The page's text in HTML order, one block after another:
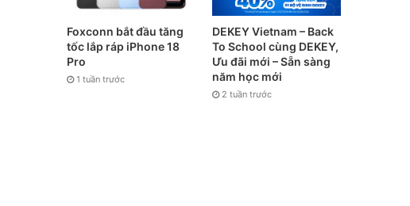
Foxconn bắt đầu tăng
tốc lắp ráp iPhone 18
Pro
1 tuần trước
DEKEY Vietnam – Back
To School cùng DEKEY,
Ưu đãi mới – Sẵn sàng
năm học mới
2 tuần trước